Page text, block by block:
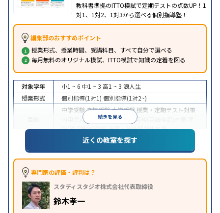
教科書準拠のITTO模試で定期テストの点数UP！1
対1、1対2、1対3から選べる個別指導塾！
編集部のおすすめポイント
授業形式、授業時間、受講科目、すべて自分で選べる
毎月無料のオリジナル模試、ITTO模試で知識の定着を図る
続きを見る
対象学年 小1 ~ 6 中1 ~ 3 高1 ~ 3 浪人生
授業形式
個別指導(1対1) 個別指導(1対2~)
中学受験高校受験大学受験 授業・定期テスト対策
内申点対策
学習習慣の定着 英検(英語検定)対策
検(漢字検定)対策英語・英会話特化対策
1科目から受講可能季節講習のみの受講可
※2023年3月調査。小学校高学年の個別指導塾アンケート調査方法を参
近くの教室を探す
専門家の評価・評判は？
スタディスタジオ株式会社代表取締役
鈴木孝一